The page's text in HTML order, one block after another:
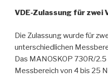
VDE-Zulassung für zwei
Die Zulassung wurde für
unterschiedlichen
Das MANOSKOP 730R/
Messbereich von 4 bis 25 N